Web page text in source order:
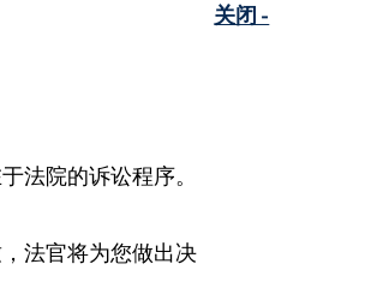
关闭 -
法院的诉讼程序。
法官将为您做出决